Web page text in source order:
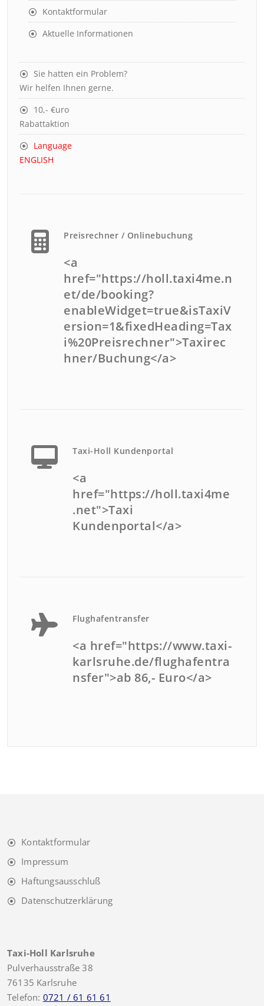
Kontaktformular
Aktuelle Informationen
Sie hatten ein Problem?
Wir helfen Ihnen gerne.
10,- €uro
Rabattaktion
Language
ENGLISH
Preisrechner / Onlinebuchung
<a
href="https://holl.taxi4me.n
et/de/booking?
enableWidget=true&isTaxiV
ersion=1&fixedHeading=Tax
i%20Preisrechner">Taxirec
hner/Buchung</a>
Taxi-Holl Kundenportal
<a
href="https://holl.taxi4me
.net">Taxi
Kundenportal</a>
Flughafentransfer
<a href="https://www.taxi-
karlsruhe.de/flughafentra
nsfer">ab 86,- Euro</a>
Kontaktformular
Impressum
Haftungsausschluß
Datenschutzerklärung
Taxi-Holl Karlsruhe
Pulverhausstraße 38
76135 Karlsruhe
Telefon: 0721 / 61 61 61